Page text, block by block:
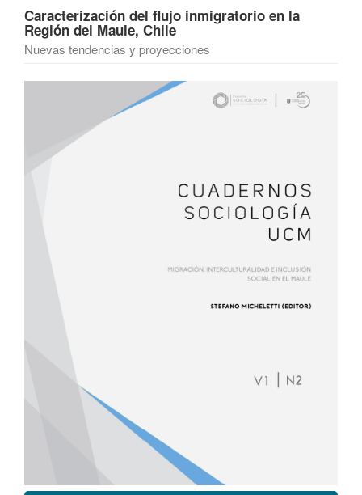
Caracterización del flujo inmigratorio en la
Región del Maule, Chile
Nuevas tendencias y proyecciones
Barra